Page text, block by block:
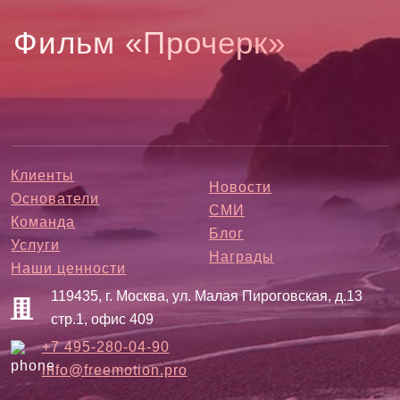
Фильм «Прочерк»
Клиенты
Основатели
Команда
Услуги
Наши ценности
Новости
СМИ
Блог
Награды
119435, г. Москва, ул. Малая Пироговская, д.13
стр.1, офис 409
+7 495-280-04-90
info@freemotion.pro